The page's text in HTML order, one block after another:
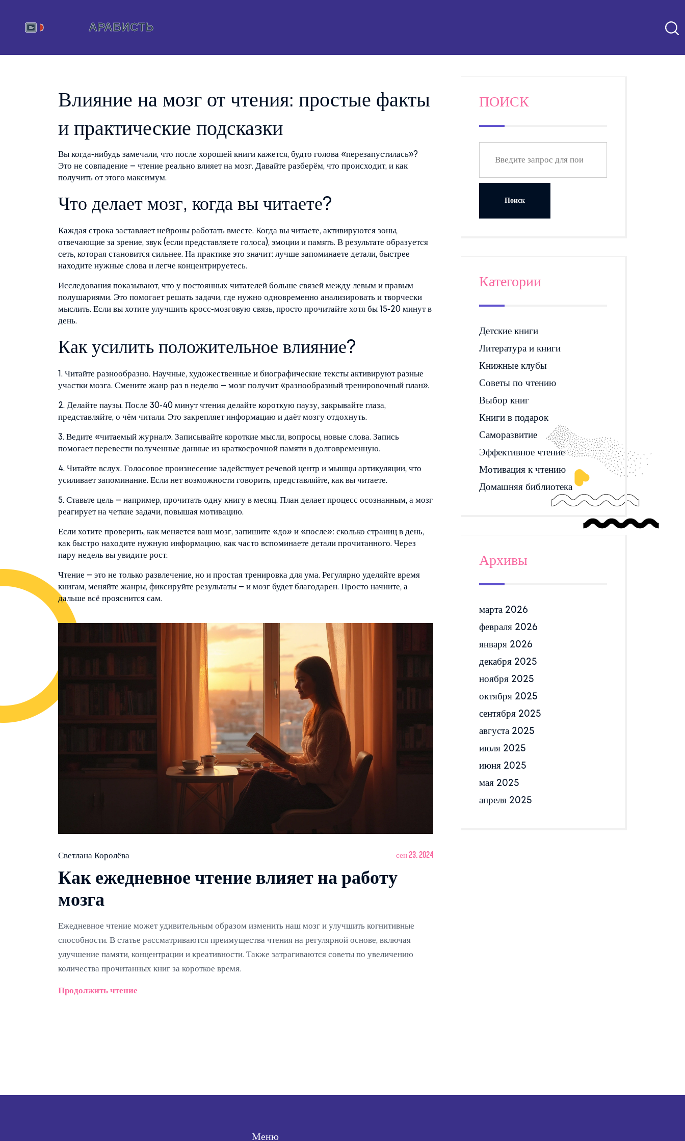
Влияние на мозг от чтения: простые факты
и практические подсказки
Вы когда‑нибудь замечали, что после хорошей книги кажется, будто голова «перезапустилась»?
Это не совпадение – чтение реально влияет на мозг. Давайте разберём, что происходит, и как
получить от этого максимум.
Что делает мозг, когда вы читаете?
Каждая строка заставляет нейроны работать вместе. Когда вы читаете, активируются зоны,
отвечающие за зрение, звук (если представляете голоса), эмоции и память. В результате образуется
сеть, которая становится сильнее. На практике это значит: лучше запоминаете детали, быстрее
находите нужные слова и легче концентрируетесь.
Исследования показывают, что у постоянных читателей больше связей между левым и правым
полушариями. Это помогает решать задачи, где нужно одновременно анализировать и творчески
мыслить. Если вы хотите улучшить кросс‑мозговую связь, просто прочитайте хотя бы 15‑20 минут в
день.
Как усилить положительное влияние?
1. Читайте разнообразно. Научные, художественные и биографические тексты активируют разные
участки мозга. Смените жанр раз в неделю – мозг получит «разнообразный тренировочный план».
2. Делайте паузы. После 30‑40 минут чтения делайте короткую паузу, закрывайте глаза,
представляйте, о чём читали. Это закрепляет информацию и даёт мозгу отдохнуть.
3. Ведите «читаемый журнал». Записывайте короткие мысли, вопросы, новые слова. Запись
помогает перевести полученные данные из краткосрочной памяти в долговременную.
4. Читайте вслух. Голосовое произнесение задействует речевой центр и мышцы артикуляции, что
усиливает запоминание. Если нет возможности говорить, представляйте, как вы читаете.
5. Ставьте цель – например, прочитать одну книгу в месяц. План делает процесс осознанным, а мозг
реагирует на четкие задачи, повышая мотивацию.
Если хотите проверить, как меняется ваш мозг, запишите «до» и «после»: сколько страниц в день,
как быстро находите нужную информацию, как часто вспоминаете детали прочитанного. Через
пару недель вы увидите рост.
Чтение – это не только развлечение, но и простая тренировка для ума. Регулярно уделяйте время
книгам, меняйте жанры, фиксируйте результаты – и мозг будет благодарен. Просто начните, а
дальше всё прояснится сам.
Светлана Королёва сен 23, 2024
Как ежедневное чтение влияет на работу
мозга
Ежедневное чтение может удивительным образом изменить наш мозг и улучшить когнитивные
способности. В статье рассматриваются преимущества чтения на регулярной основе, включая
улучшение памяти, концентрации и креативности. Также затрагиваются советы по увеличению
количества прочитанных книг за короткое время.
Продолжить чтение
ПОИСК
Категории
Детские книги
Литература и книги
Книжные клубы
Советы по чтению
Выбор книг
Книги в подарок
Саморазвитие
Эффективное чтение
Мотивация к чтению
Домашняя библиотека
Архивы
марта 2026
февраля 2026
января 2026
декабря 2025
ноября 2025
октября 2025
сентября 2025
августа 2025
июля 2025
июня 2025
мая 2025
апреля 2025
Меню